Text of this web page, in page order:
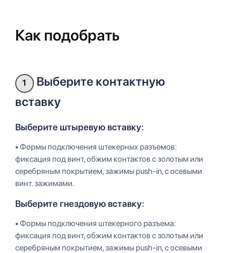
Как подобрать
1
Выберите контактную
вставку
Выберите штыревую вставку:
• Формы подключения штекерных разъемов:
фиксация под винт, обжим контактов с золотым или
серебряным покрытием, зажимы push-in, с осевыми
винт. зажимами.
Выберите гнездовую вставку:
• Формы подключения штекерного разъема:
фиксация под винт, обжим контактов с золотым или
серебряным покрытием, зажимы push-in, с осевыми